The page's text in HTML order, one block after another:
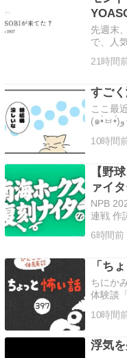
も
先週末
で、人
「
日程は
21時間
すご
ここ最
(๑•̀ㅂ•́)و✧おかげでまだ何とか大丈夫ですᐠ( ᐛ )ᐟ
500文
10時間
【野
ァイ
NPB
連戦 作
しく自
6時間前
「ち
ちにか
体験談
話50話
とめま
かイン
10時間
浮気